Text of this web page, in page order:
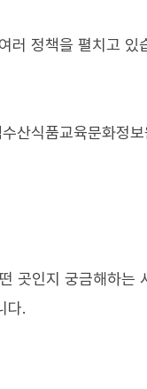
러 정책을 펼치고 있
산식품교육문화정
곳인지 궁금해하는
다.